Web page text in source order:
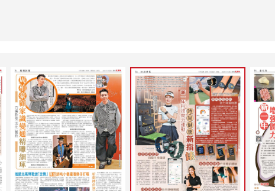
A18：財經專題
A19：財經
A20：財經
B01：體育
B02：體育